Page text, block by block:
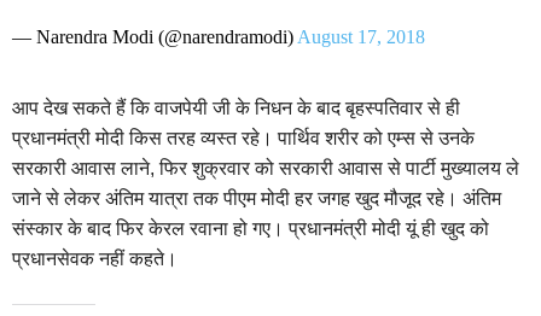
— Narendra Modi (@narendramodi) August 17, 2018
आप देख सकते हैं कि वाजपेयी जी के निधन के बाद बृहस्पतिवार से ही
प्रधानमंत्री मोदी किस तरह व्यस्त रहे। पार्थिव शरीर को एम्स से उनके
सरकारी आवास लाने, फिर शुक्रवार को सरकारी आवास से पार्टी मुख्यालय ले
जाने से लेकर अंतिम यात्रा तक पीएम मोदी हर जगह खुद मौजूद रहे। अंतिम
संस्कार के बाद फिर केरल रवाना हो गए। प्रधानमंत्री मोदी यूं ही खुद को
प्रधानसेवक नहीं कहते।